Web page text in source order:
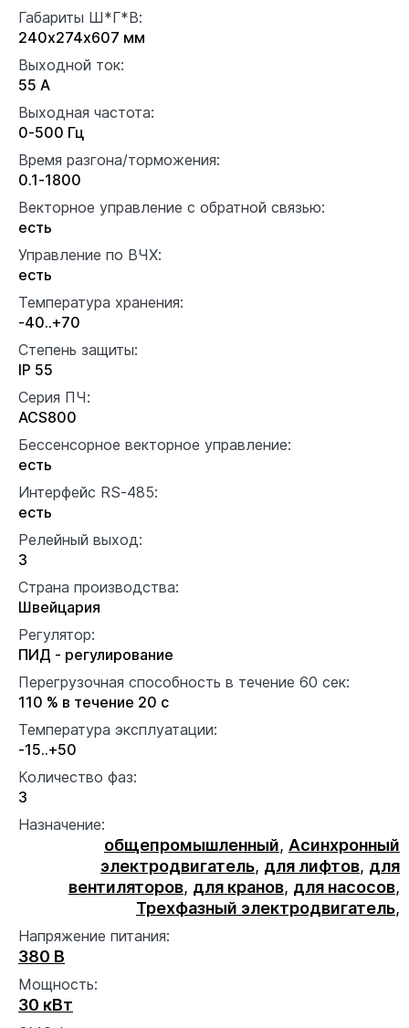
Габариты Ш*Г*В:
240x274x607 мм
Выходной ток:
55 А
Выходная частота:
0-500 Гц
Время разгона/торможения:
0.1-1800
Векторное управление с обратной связью:
есть
Управление по ВЧХ:
есть
Температура хранения:
-40..+70
Степень защиты:
IP 55
Серия ПЧ:
ACS800
Бессенсорное векторное управление:
есть
Интерфейс RS-485:
есть
Релейный выход:
3
Страна производства:
Швейцария
Регулятор:
ПИД - регулирование
Перегрузочная способность в течение 60 сек:
110 % в течение 20 с
Температура эксплуатации:
-15..+50
Количество фаз:
3
Назначение:
общепромышленный, Асинхронный
электродвигатель, для лифтов, для
вентиляторов, для кранов, для насосов,
Трехфазный электродвигатель,
Напряжение питания:
380 В
Мощность:
30 кВт